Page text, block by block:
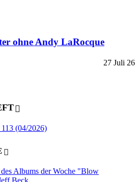
ohne Andy LaRocque
27 Juli 26